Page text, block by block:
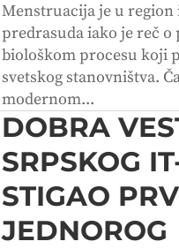
Menstruacija je u region
predrasuda iako je reč
biološkom procesu koji
svetskog stanovništva.
modernom...
DOBRA
SRPSKOG
STIGAO
JEDNOROG